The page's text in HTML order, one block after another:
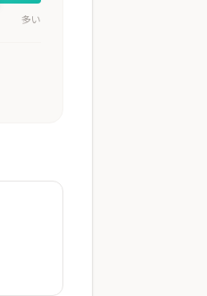
多い